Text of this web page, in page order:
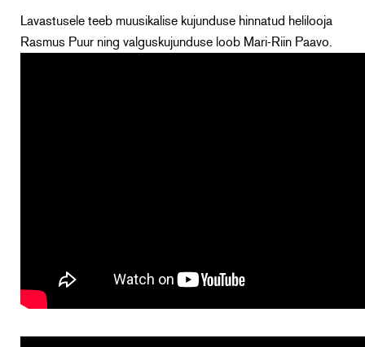
Lavastusele teeb muusikalise kujunduse hinnatud helilooja
Rasmus Puur ning valguskujunduse loob Mari-Riin Paavo.